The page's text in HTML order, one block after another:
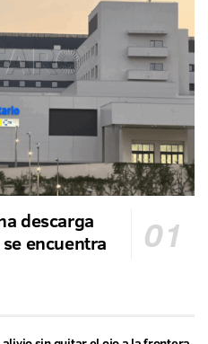
descarga
encuentra